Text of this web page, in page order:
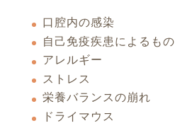
口腔内の感染
自己免疫疾患によるもの
アレルギー
ストレス
栄養バランスの崩れ
ドライマウス